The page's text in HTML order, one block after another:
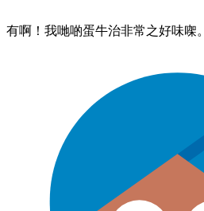
有啊！​我哋​啲​蛋牛治​非常之​好味​㗎。